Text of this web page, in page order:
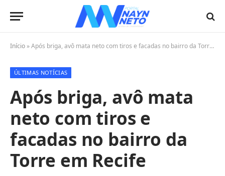
Início »Após briga, avô mata neto com tiros e facadas no bairro da Torre em Recife
ÚLTIMAS NOTÍCIAS
Após briga, avô mata
neto com tiros e
facadas no bairro da
Torre em Recife